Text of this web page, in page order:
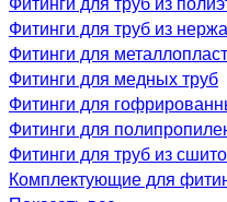
Фитинги для труб из
Фитинги для
Фитинги для медных труб
Фитинги для
Фитинги для
Фитинги для труб из
Комплектующие для